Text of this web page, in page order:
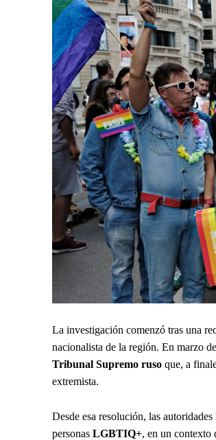
La investigación comenzó tras una
nacionalista de la región. En marzo
Tribunal Supremo ruso que, a
extremista.
Desde esa resolución, las
personas LGBTIQ+, en un contexto